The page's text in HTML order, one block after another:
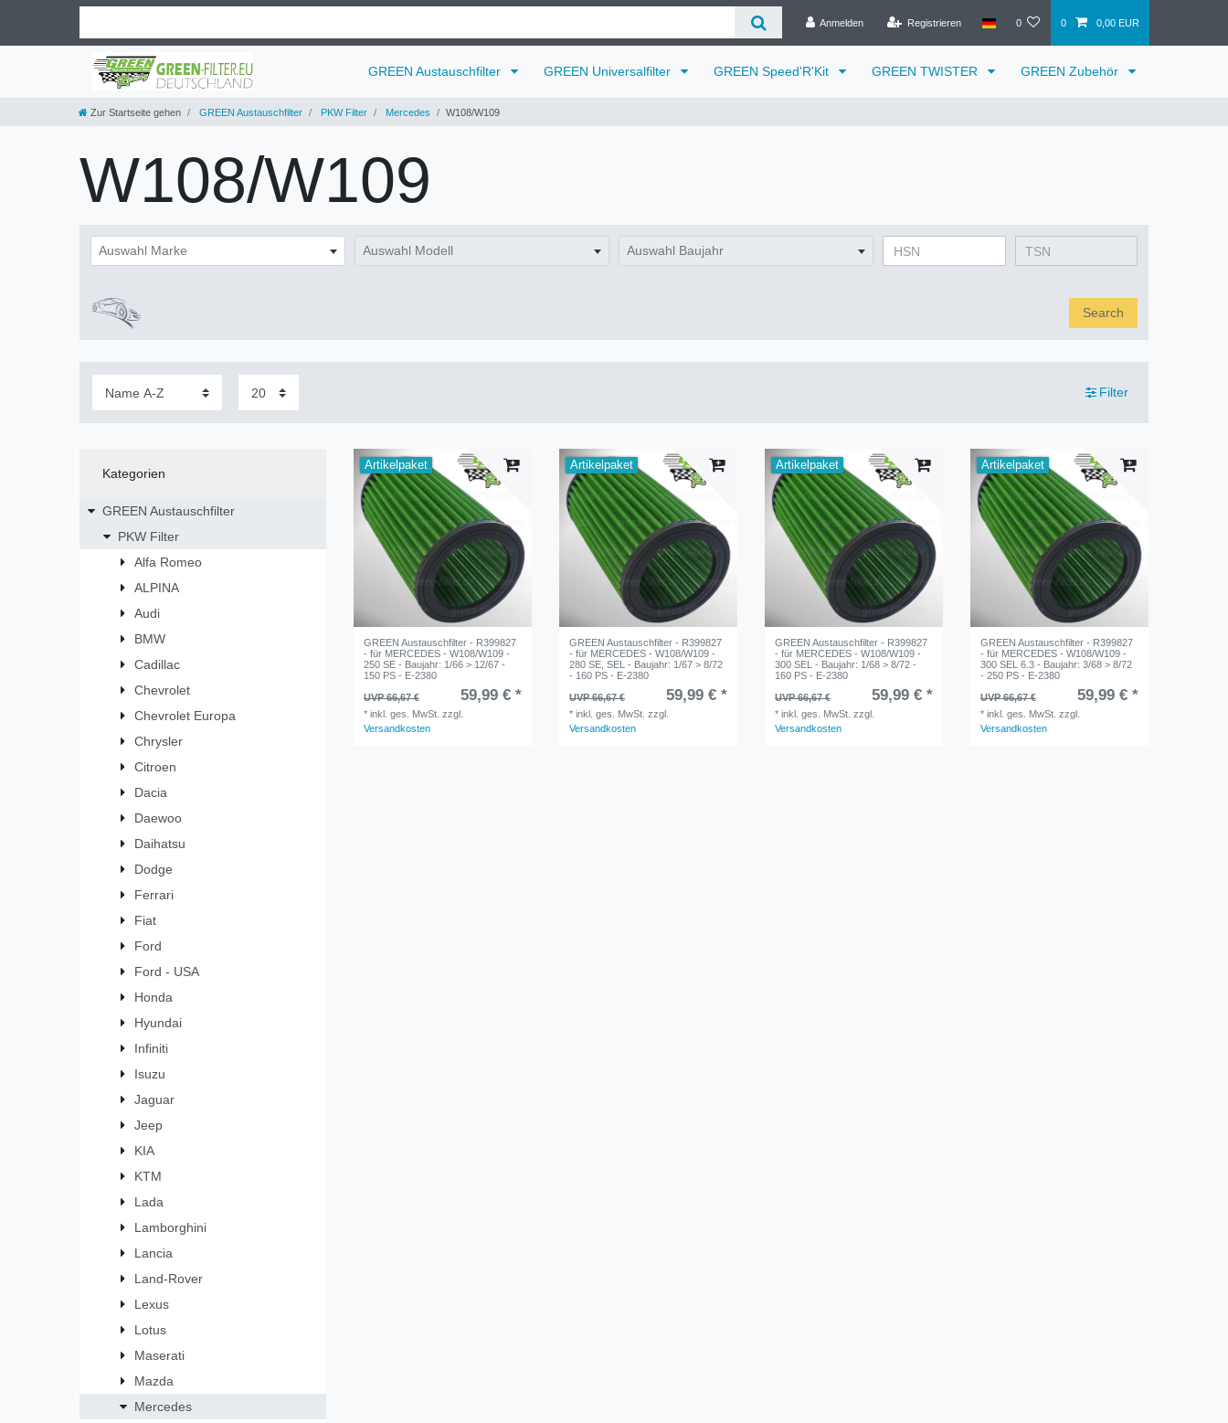
Anmelden Registrieren 0 0 0,00 EUR
GREEN Austauschfilter GREEN Universalfilter GREEN Speed'R'Kit GREEN TWISTER GREEN Zubehör
Zur Startseite gehen GREEN Austauschfilter PKW Filter Mercedes W108/W109
W108/W109
Auswahl Marke Auswahl Modell Auswahl Baujahr
Search
Filter
Kategorien
GREEN Austauschfilter
PKW Filter
Alfa Romeo
ALPINA
Audi
BMW
Cadillac
Chevrolet
Chevrolet Europa
Chrysler
Citroen
Dacia
Daewoo
Daihatsu
Dodge
Ferrari
Fiat
Ford
Ford - USA
Honda
Hyundai
Infiniti
Isuzu
Jaguar
Jeep
KIA
KTM
Lada
Lamborghini
Lancia
Land-Rover
Lexus
Lotus
Maserati
Mazda
Mercedes
Artikelpaket
GREEN Austauschfilter - R399827
- für MERCEDES - W108/W109 -
250 SE - Baujahr: 1/66 > 12/67 -
150 PS - E-2380
UVP 66,67 €
59,99 € *
*inkl. ges. MwSt. zzgl.
Versandkosten
Artikelpaket
GREEN Austauschfilter - R399827
- für MERCEDES - W108/W109 -
280 SE, SEL - Baujahr: 1/67 > 8/72
- 160 PS - E-2380
UVP 66,67 €
59,99 € *
*inkl. ges. MwSt. zzgl.
Versandkosten
Artikelpaket
GREEN Austauschfilter - R399827
- für MERCEDES - W108/W109 -
300 SEL - Baujahr: 1/68 > 8/72 -
160 PS - E-2380
UVP 66,67 €
59,99 € *
*inkl. ges. MwSt. zzgl.
Versandkosten
Artikelpaket
GREEN Austauschfilter - R399827
- für MERCEDES - W108/W109 -
300 SEL 6.3 - Baujahr: 3/68 > 8/72
- 250 PS - E-2380
UVP 66,67 €
59,99 € *
*inkl. ges. MwSt. zzgl.
Versandkosten